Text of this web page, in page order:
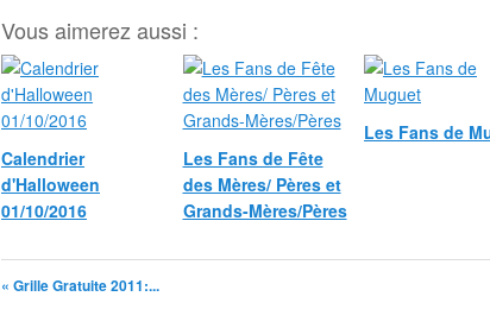
Vous aimerez aussi :
Calendrier
d'Halloween
01/10/2016
Les Fans de Fête
des Mères/ Pères et
Grands-Mères/Pères
Les Fans de
« Grille Gratuite 2011:...